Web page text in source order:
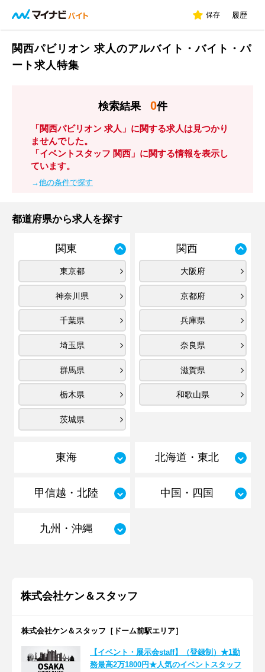
保存 履歴
関西パビリオン 求人のアルバイト・バイト・パ
ート求人特集
検索結果 0件
「関西パビリオン 求人」に関する求人は見つかり
ませんでした。
「イベントスタッフ 関西」に関する情報を表示し
ています。
→他の条件で探す
都道府県から求人を探す
関東
東京都
神奈川県
千葉県
埼玉県
群馬県
栃木県
茨城県
関西
大阪府
京都府
兵庫県
奈良県
滋賀県
和歌山県
東海 北海道・東北
甲信越・北陸 中国・四国
九州・沖縄
株式会社ケン＆スタッフ
株式会社ケン＆スタッフ［ドーム前駅エリア］
【イベント・展示会staff】（登録制）★1勤
務最高2万1800円★人気のイベントスタッフ